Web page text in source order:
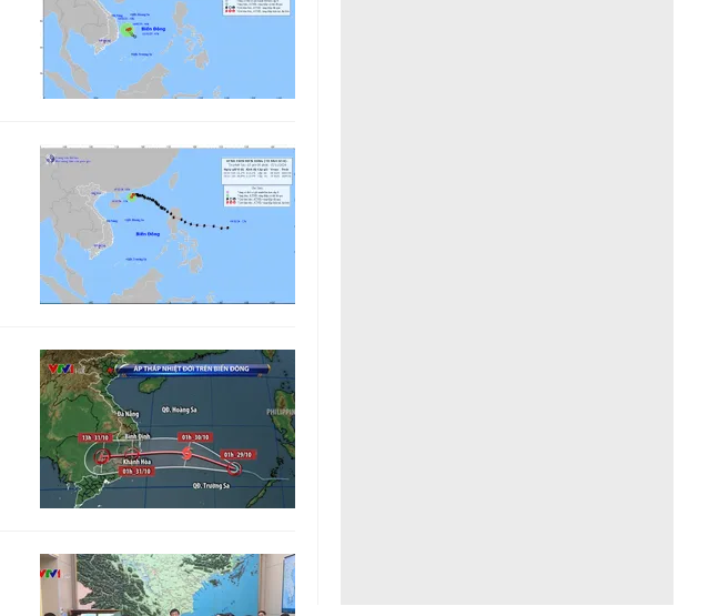
Shorts video
Podcast
EMagazine
Photo
Infographic
Góc ảnh
Công nghệ
Hitech Công nghệ tương lai
Sản phẩm
Thị trường
Tư vấn